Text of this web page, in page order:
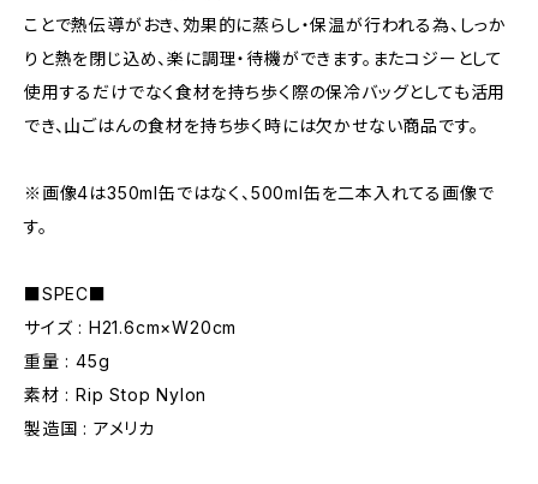
ことで熱伝導がおき、効果的に蒸らし・保温が行われる為、しっか
りと熱を閉じ込め、楽に調理・待機ができます。またコジーとして
使用するだけでなく食材を持ち歩く際の保冷バッグとしても活用
でき、山ごはんの食材を持ち歩く時には欠かせない商品です。
※画像4は350ml缶ではなく、500ml缶を二本入れてる画像で
す。
■SPEC■
サイズ : H21.6cm×W20cm
重量 : 45g
素材 : Rip Stop Nylon
製造国 : アメリカ